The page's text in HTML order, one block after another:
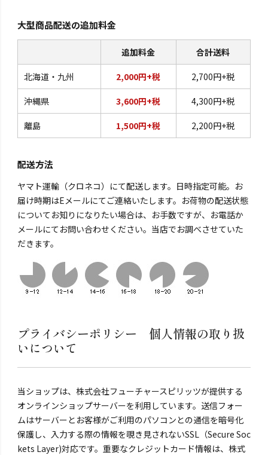
大型商品配送の追加料金
追加料金 合計送料
北海道・九州 2,000円+税 2,700円+税
沖縄県 3,600円+税 4,300円+税
離島 1,500円+税 2,200円+税
配送方法
ヤマト運輸（クロネコ）にて配送します。日時指定可能。お
届け時期はEメールにてご連絡いたします。お荷物の配送状態
についてお知りになりたい場合は、お手数ですが、お電話か
メールにてお問い合わせください。当店でお調べさせていた
だきます。
プライバシーポリシー 個人情報の取り扱
いについて
当ショップは、株式会社フューチャースピリッツが提供する
オンラインショップサーバーを利用しています。送信フォー
ムはサーバーとお客様がご利用のパソコンとの通信を暗号化
保護し、入力する際の情報を覗き見されないSSL（Secure Soc
kets Layer)対応です。重要なクレジットカード情報は、株式